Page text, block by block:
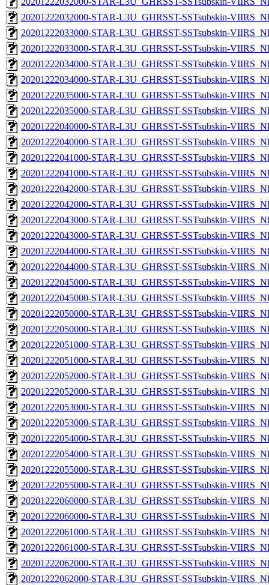
20201222032000-STAR-L3U_GHRSST-SSTsubskin-
20201222033000-STAR-L3U_GHRSST-SSTsubskin-
20201222033000-STAR-L3U_GHRSST-SSTsubskin-
20201222034000-STAR-L3U_GHRSST-SSTsubskin-
20201222034000-STAR-L3U_GHRSST-SSTsubskin-
20201222035000-STAR-L3U_GHRSST-SSTsubskin-
20201222035000-STAR-L3U_GHRSST-SSTsubskin-
20201222040000-STAR-L3U_GHRSST-SSTsubskin-
20201222040000-STAR-L3U_GHRSST-SSTsubskin-
20201222041000-STAR-L3U_GHRSST-SSTsubskin-
20201222041000-STAR-L3U_GHRSST-SSTsubskin-
20201222042000-STAR-L3U_GHRSST-SSTsubskin-
20201222042000-STAR-L3U_GHRSST-SSTsubskin-
20201222043000-STAR-L3U_GHRSST-SSTsubskin-
20201222043000-STAR-L3U_GHRSST-SSTsubskin-
20201222044000-STAR-L3U_GHRSST-SSTsubskin-
20201222044000-STAR-L3U_GHRSST-SSTsubskin-
20201222045000-STAR-L3U_GHRSST-SSTsubskin-
20201222045000-STAR-L3U_GHRSST-SSTsubskin-
20201222050000-STAR-L3U_GHRSST-SSTsubskin-
20201222050000-STAR-L3U_GHRSST-SSTsubskin-
20201222051000-STAR-L3U_GHRSST-SSTsubskin-
20201222051000-STAR-L3U_GHRSST-SSTsubskin-
20201222052000-STAR-L3U_GHRSST-SSTsubskin-
20201222052000-STAR-L3U_GHRSST-SSTsubskin-
20201222053000-STAR-L3U_GHRSST-SSTsubskin-
20201222053000-STAR-L3U_GHRSST-SSTsubskin-
20201222054000-STAR-L3U_GHRSST-SSTsubskin-
20201222054000-STAR-L3U_GHRSST-SSTsubskin-
20201222055000-STAR-L3U_GHRSST-SSTsubskin-
20201222055000-STAR-L3U_GHRSST-SSTsubskin-
20201222060000-STAR-L3U_GHRSST-SSTsubskin-
20201222060000-STAR-L3U_GHRSST-SSTsubskin-
20201222061000-STAR-L3U_GHRSST-SSTsubskin-
20201222061000-STAR-L3U_GHRSST-SSTsubskin-
20201222062000-STAR-L3U_GHRSST-SSTsubskin-
20201222062000-STAR-L3U_GHRSST-SSTsubskin-